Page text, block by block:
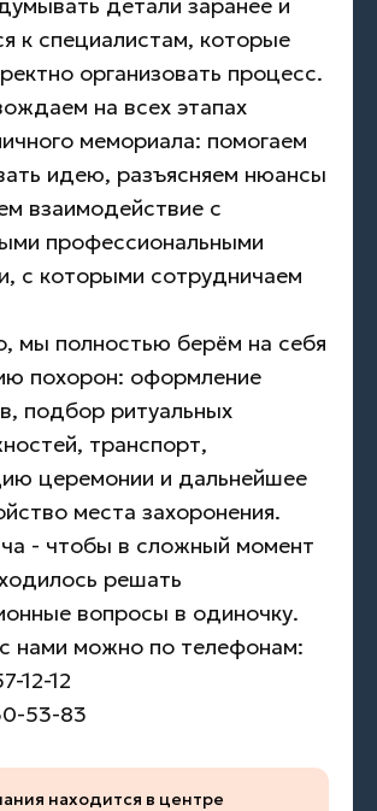
к специалистам, которые
организовать процесс.
на всех этапах
мемориала: помогаем
идею, разъясняем нюансы
взаимодействие с
профессиональными
с которыми сотрудничаем
мы полностью берём на себя
похорон: оформление
подбор ритуальных
транспорт,
церемонии и дальнейшее
места захоронения.
- чтобы в сложный момент
решать
вопросы в одиночку.
нами можно по телефонам:
12-12
53-83
находится в центре